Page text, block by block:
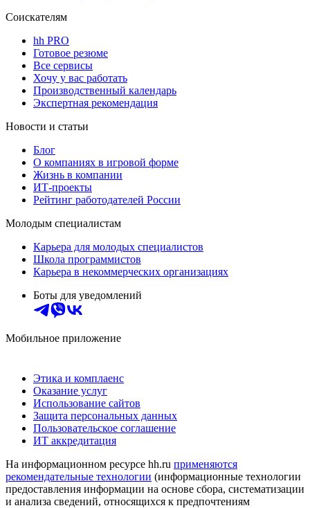
Соискателям
hh PRO
Готовое резюме
Все сервисы
Хочу у вас работать
Производственный календарь
Экспертная рекомендация
Новости и статьи
Блог
О компаниях в игровой форме
Жизнь в компании
ИТ-проекты
Рейтинг работодателей России
Молодым специалистам
Карьера для молодых специалистов
Школа программистов
Карьера в некоммерческих организациях
Боты для уведомлений
Мобильное приложение
Этика и комплаенс
Оказание услуг
Использование сайтов
Защита персональных данных
Пользовательское соглашение
ИТ аккредитация
На информационном ресурсе hh.ru применяются
рекомендательные технологии (информационные технологии
предоставления информации на основе сбора, систематизации
и анализа сведений, относящихся к предпочтениям